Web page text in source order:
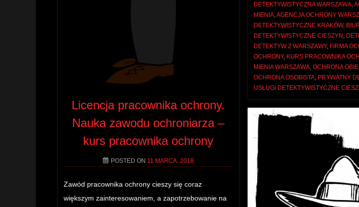
DETEKTYWISTYCZNA WARSZAWA ,
MIENIA ,AGENCJA OCHRONY
DETEKTYWISTYCZNE KRAKÓW,
DETEKTYWISTYCZNE CIESZYN
DETEKTYW Z WARSZAWY, FIRMA
OCHRONY, KURS PRACOWNIKA
MIENIA WARSZAWA ,OCHRONA
OCHRONA OSOBISTA PRYWATNY
USŁUGI DETEKTYWISTYCZNE
Licencja pracownika ochrony.
Nauka zawodu ochroniarza –
kurs pracownika ochrony
POSTED ON 11 MARCA, 2018
Zawód pracownika ochrony cieszy się coraz
większym zainteresowaniem, a zapotrzebowanie na